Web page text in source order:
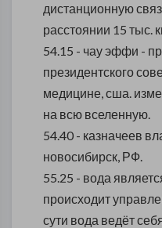
дистанционную
расстоянии 15 тыс.
54.15 - чау эффи -
президентского
медицине, сша.
на всю вселенную.
54.40 - казначеев
новосибирск, РФ.
55.25 - вода
происходит
сути вода ведёт